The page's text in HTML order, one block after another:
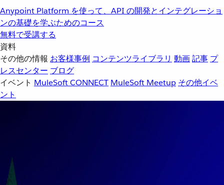
Anypoint Platform を使って、API の開発とインテグレーショ
ンの基礎を学ぶためのコース
無料で受講する
資料
その他の情報 お客様事例 コンテンツライブラリ 動画記事 プ
レスセンター ブログ
イベント MuleSoft CONNECT MuleSoft Meetup その他イベ
ント